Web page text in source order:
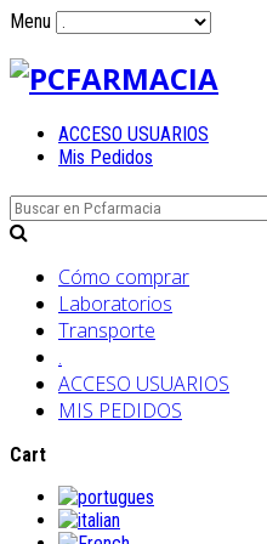
Menu
ACCESO USUARIOS
Mis Pedidos
Cómo comprar
Laboratorios
Transporte
.
ACCESO USUARIOS
MIS PEDIDOS
Cart